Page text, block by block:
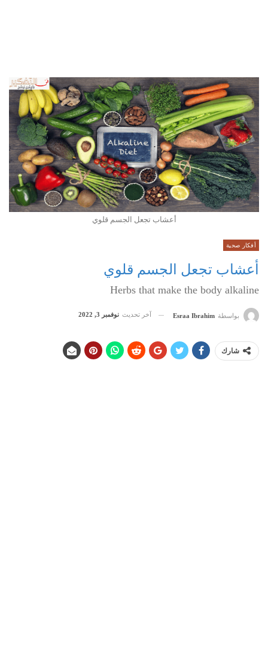
أعشاب تجعل الجسم قلوي
أفكار صحية
أعشاب تجعل الجسم قلوي
Herbs that make the body alkaline
بواسطة Esraa Ibrahim آخر تحديث نوفمبر 3, 2022
شارك